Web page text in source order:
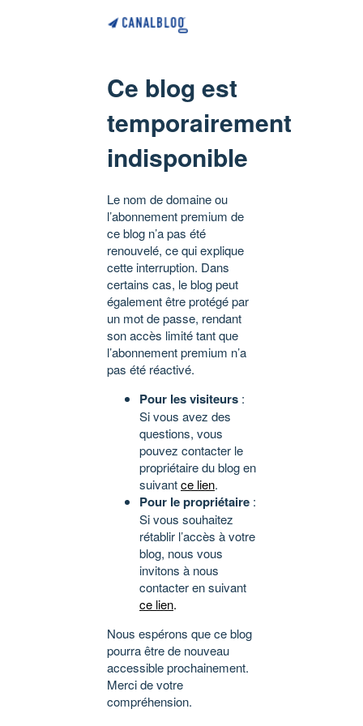
Ce blog est
temporairement
indisponible
Le nom de domaine ou
l’abonnement premium de
ce blog n’a pas été
renouvelé, ce qui explique
cette interruption. Dans
certains cas, le blog peut
également être protégé par
un mot de passe, rendant
son accès limité tant que
l’abonnement premium n’a
pas été réactivé.
Pour les visiteurs :
Si vous avez des
questions, vous
pouvez contacter le
propriétaire du blog en
suivantce lien.
Pour le propriétaire :
Si vous souhaitez
rétablir l’accès à votre
blog, nous vous
invitons à nous
contacter en suivant
ce lien.
Nous espérons que ce blog
pourra être de nouveau
accessible prochainement.
Merci de votre
compréhension.